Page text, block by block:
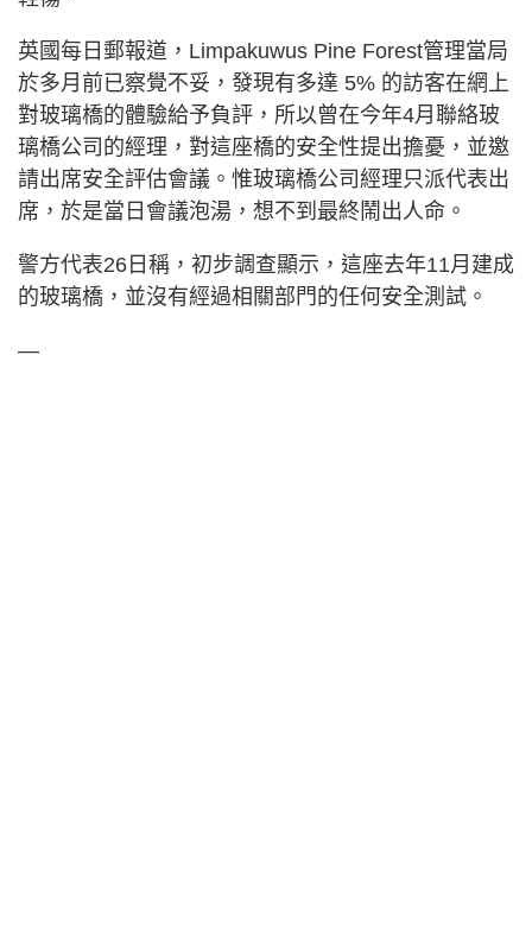
英國每日郵報道，Limpakuwus Pine Forest管理當局
於多月前已察覺不妥，發現有多達 5% 的訪客在網上
對玻璃橋的體驗給予負評，所以曾在今年4月聯絡玻
璃橋公司的經理，對這座橋的安全性提出擔憂，並邀
請出席安全評估會議。惟玻璃橋公司經理只派代表出
席，於是當日會議泡湯，想不到最終鬧出人命。
警方代表26日稱，初步調查顯示，這座去年11月建成
的玻璃橋，並沒有經過相關部門的任何安全測試。
—